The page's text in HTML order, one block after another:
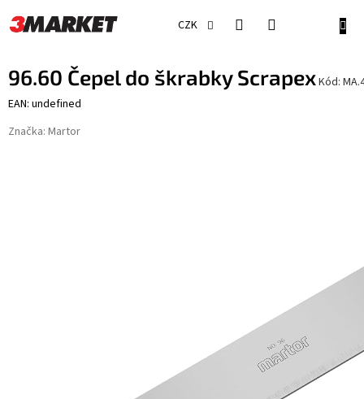
na
obsah
CZK
96.60 Čepel do škrabky ScrapexKód:
EAN: undefined
Značka: Martor